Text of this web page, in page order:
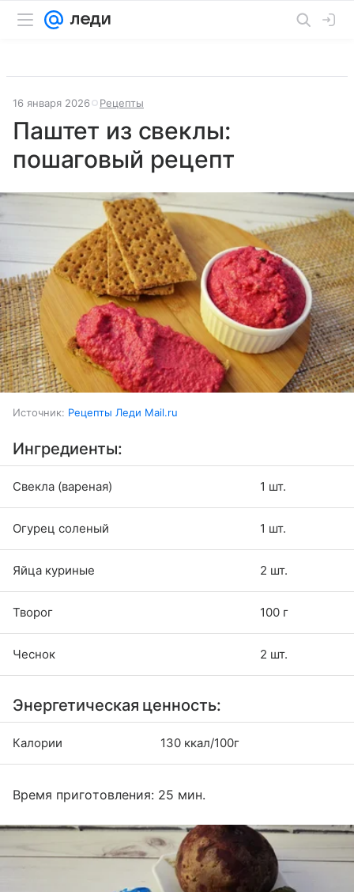
16 января 2026 Рецепты
Паштет из свеклы:
пошаговый рецепт
Источник: Рецепты Леди Mail.ru
Ингредиенты:
Свекла (вареная) 1 шт.
Огурец соленый 1 шт.
Яйца куриные 2 шт.
Творог 100 г
Чеснок 2 шт.
Энергетическая ценность:
Калории 130 ккал/100г
Время приготовления: 25 мин.